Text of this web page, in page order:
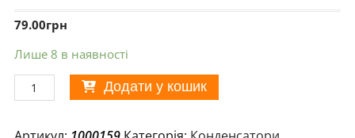
79.00грн
Лише 8 в наявності
Набір
керамічних
Додати у кошик